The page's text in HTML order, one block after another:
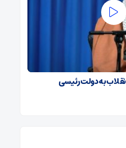
به دولت رئیسی